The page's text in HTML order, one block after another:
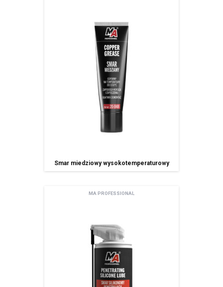
Smar miedziowy wysokotemperaturowy
MA PROFESSIONAL
newsletter – na podstawie art. 6 ust. 1 lit. a ogólnego rozporządzenia
o ochronie danych osobowych z dnia 27 kwietnia 2016 r.
Odbiorcami Pani/Pana danych osobowych będą:
wyłącznie podmioty uprawnione do uzyskania danych osobowych
na podstawie przepisów prawa,
podmioty, którym Spóła powierzyła przetwarzanie danych
osobowych (Mailchimp)
spółki należące do grupy kapitałowej
Pani/Pana dane osobowe przechowywane będą do momentu
cofnięcia zgody w dowolnym momencie bez wpływu na zgodność z
prawem przetwarzania, którego dokonano na podstawie zgody przed
ma Pani/Pan prawo wniesienia skargi do organu nadzorczego,
podanie danych osobowych jest dobrowolne ale niezbędne do
korzystania z usługi newsletter.